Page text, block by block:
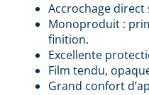
Accrochage
Monoproduit :
finition.
Excellente
Film tendu,
Grand confort